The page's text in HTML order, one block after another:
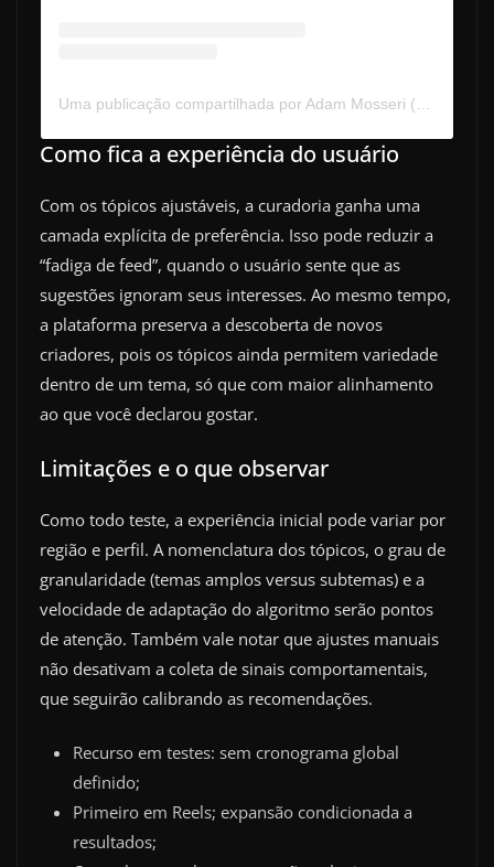
Uma publicação compartilhada por Adam Mosseri (@mosseri)
Como fica a experiência do usuário
Com os tópicos ajustáveis, a curadoria ganha uma
camada explícita de preferência. Isso pode reduzir a
“fadiga de feed”, quando o usuário sente que as
sugestões ignoram seus interesses. Ao mesmo tempo,
a plataforma preserva a descoberta de novos
criadores, pois os tópicos ainda permitem variedade
dentro de um tema, só que com maior alinhamento
ao que você declarou gostar.
Limitações e o que observar
Como todo teste, a experiência inicial pode variar por
região e perfil. A nomenclatura dos tópicos, o grau de
granularidade (temas amplos versus subtemas) e a
velocidade de adaptação do algoritmo serão pontos
de atenção. Também vale notar que ajustes manuais
não desativam a coleta de sinais comportamentais,
que seguirão calibrando as recomendações.
Recurso em testes: sem cronograma global
definido;
Primeiro em Reels; expansão condicionada a
resultados;